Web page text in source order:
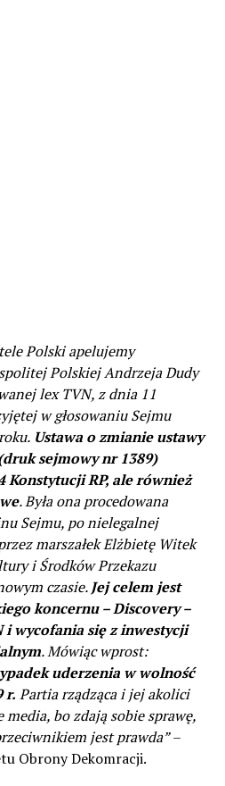
Polski apelujemy
Polskiej Andrzeja Dudy
lex TVN, z dnia 11
w głosowaniu Sejmu
Ustawa o zmianie ustawy
sejmowy nr 1389)
Konstytucji RP, ale również
. Była ona procedowana
Sejmu, po nielegalnej
marszałek Elżbietę Witek
i Środków Przekazu
czasie.Jej celem jest
koncernu – Discovery –
i wycofania się z inwestycji
. Mówiąc wprost:
uderzenia w wolność
r. Partia rządząca i jej akolici
media, bo zdają sobie sprawę,
jest prawda”–
Obrony Dekomracji.